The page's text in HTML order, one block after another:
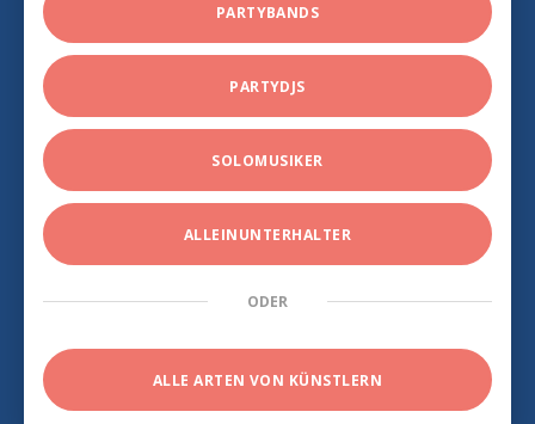
PARTYBANDS
PARTYDJS
SOLOMUSIKER
ALLEINUNTERHALTER
ODER
ALLE ARTEN VON KÜNSTLERN